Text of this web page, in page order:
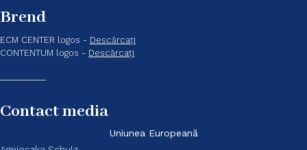
Brend
ECM CENTER logos - Descărcați
CONTENTUM logos - Descărcați
Contact media
Uniunea Europeană